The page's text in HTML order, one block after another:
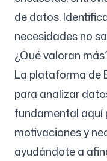
de datos.
necesidades no
¿Qué valoran
La plataforma de
para analizar
fundamental aquí
motivaciones y
ayudándote a